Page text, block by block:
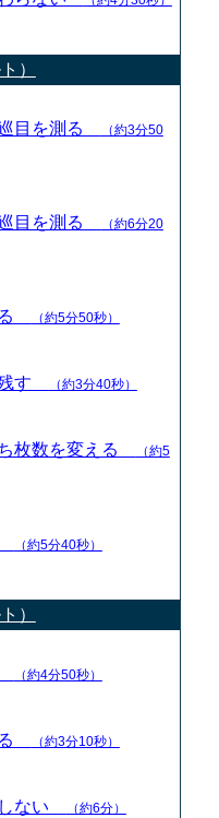
）
目を測る
（約3分50
目を測る
（約6分20
る （約5分50秒）
残す （約3分40秒）
枚数を変える
（約5
（約5分40秒）
）
（約4分50秒）
る （約3分10秒）
しない （約6分）